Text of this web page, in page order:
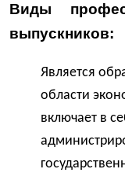
Виды
выпускников:
Является
области
включает в